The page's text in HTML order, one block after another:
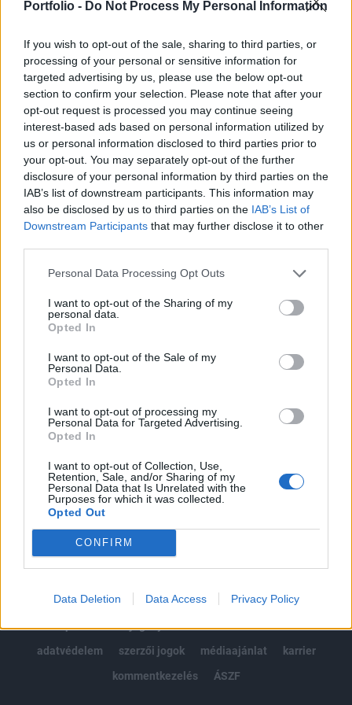
Portfolio - Do Not Process My Personal Information
If you wish to opt-out of the sale, sharing to third parties, or
processing of your personal or sensitive information for
targeted advertising by us, please use the below opt-out
section to confirm your selection. Please note that after your
opt-out request is processed you may continue seeing
interest-based ads based on personal information utilized by
us or personal information disclosed to third parties prior to
your opt-out. You may separately opt-out of the further
disclosure of your personal information by third parties on the
IAB’s list of downstream participants. This information may
also be disclosed by us to third parties on the IAB’s List of
Downstream Participants that may further disclose it to other
Personal Data Processing Opt Outs
I want to opt-out of the Sharing of my
personal data.
Opted In
I want to opt-out of the Sale of my
Personal Data.
Opted In
I want to opt-out of processing my
Personal Data for Targeted Advertising.
Opted In
I want to opt-out of Collection, Use,
Retention, Sale, and/or Sharing of my
Personal Data that Is Unrelated with the
Purposes for which it was collected.
Opted Out
CONFIRM
Data Deletion Data Access Privacy Policy
általános tudást mérő teszteken a nyílt forráskódú
Deep Tech 2026Kutatás, ipar, tőke: hol születnek a
következő évtized nagy üzleti lehetőségei? November 18-án
érkezik a Portfolio első deep tech konferenciája,
regisztráció és részletek itt!Információ és jelentkezésA
DeepSeek közlése szerint a V4 Pro változata minden nyílt
forráskódú modellt felülmúl az általános tudást felmérő
teszteken. Jelenleg csupán a Google...
KEDVES OLVASÓNK!
A keresett cikk a portfolio.hu hírarchívumához
tartozik, melynek olvasása előfizetéses
Az előfizetés a következőket tartalmazza:
Kötéslisták: BÉT elmúlt 2 év napon belüli
kötéslistái
Előfizetés
MÁR ELŐFIZETŐNK VAGY?BEJELENTKEZÉS
© 2026 Portfolio
impresszum
jogi nyilatkozat
süti beállítások
adatvédelem
szerzői jogok médiaajánlat
karrier
kommentkezelés
ÁSZF